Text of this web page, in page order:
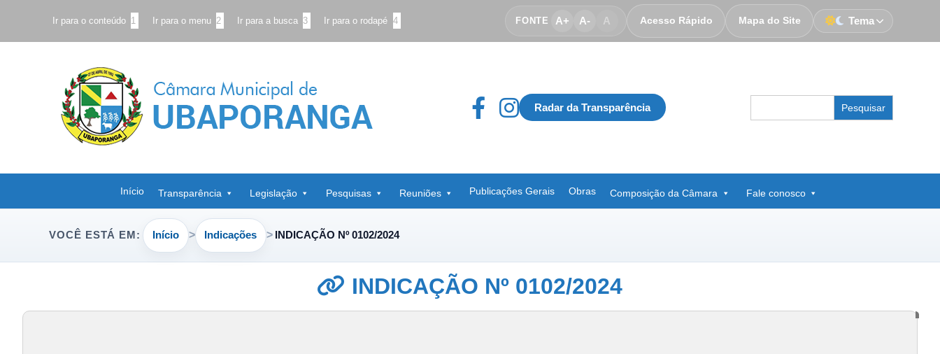
Ir para o conteúdo 1 Ir para o menu 2 Ir para a busca 3 Ir para o rodapé 4 FONTE A+ A- A Acesso Rápido Mapa do Site Tema
Radar da Transparência
for:
Início Transparência Legislação Pesquisas Reuniões Publicações Gerais Obras Composição da Câmara Fale conosco
VOCÊ ESTÁ EM: Início Indicações INDICAÇÃO Nº 0102/2024
INDICAÇÃO Nº 0102/2024